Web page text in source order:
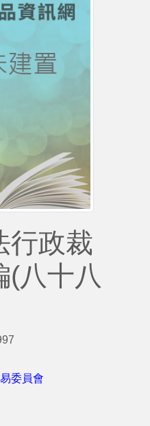
行政裁
(八十八
委員會